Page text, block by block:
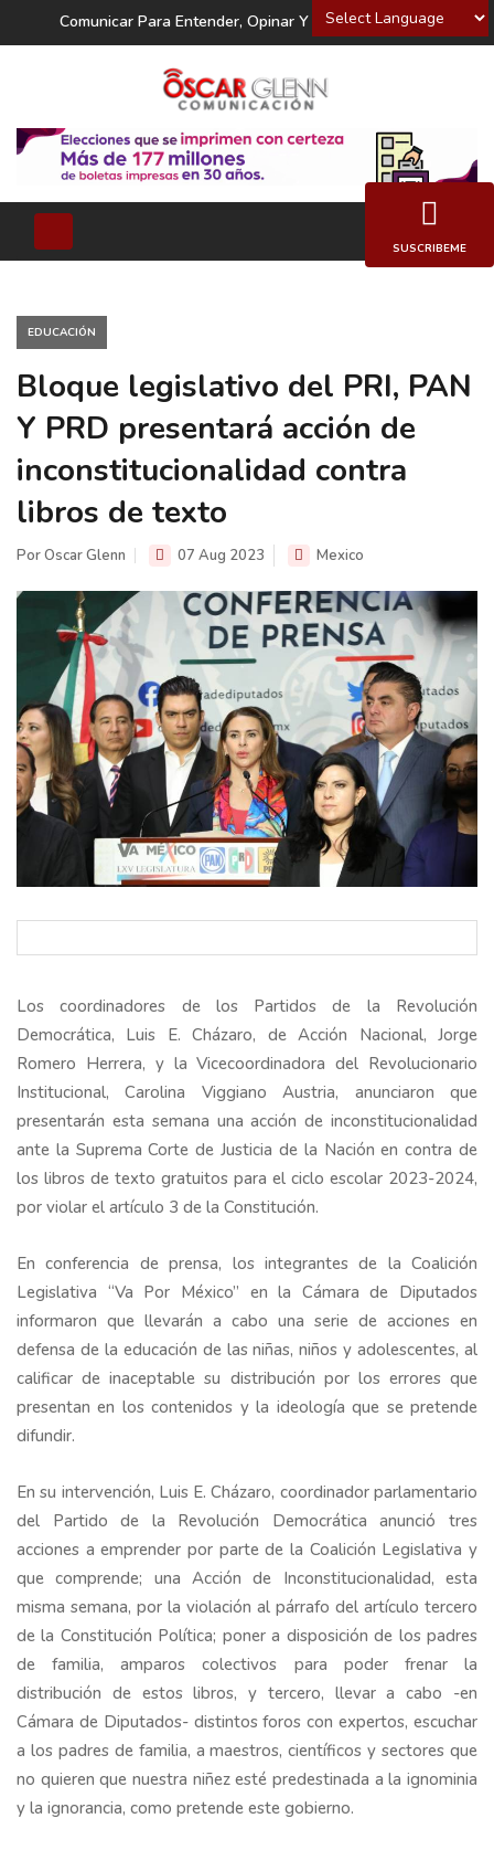
Powered by
Comunicar Para Entender, Opinar Y Decidir
EDUCACIÓN
Bloque legislativo del PRI, PAN
Y PRD presentará acción de
inconstitucionalidad contra
libros de texto
Por Oscar Glenn 07 Aug 2023 Mexico
Los coordinadores de los Partidos de la Revolución
Democrática, Luis E. Cházaro, de Acción Nacional, Jorge
Romero Herrera, y la Vicecoordinadora del Revolucionario
Institucional, Carolina Viggiano Austria, anunciaron que
presentarán esta semana una acción de inconstitucionalidad
ante la Suprema Corte de Justicia de la Nación en contra de
los libros de texto gratuitos para el ciclo escolar 2023-2024,
por violar el artículo 3 de la Constitución.
En conferencia de prensa, los integrantes de la Coalición
Legislativa “Va Por México” en la Cámara de Diputados
informaron que llevarán a cabo una serie de acciones en
defensa de la educación de las niñas, niños y adolescentes, al
calificar de inaceptable su distribución por los errores que
presentan en los contenidos y la ideología que se pretende
difundir.
En su intervención, Luis E. Cházaro, coordinador parlamentario
del Partido de la Revolución Democrática anunció tres
acciones a emprender por parte de la Coalición Legislativa y
que comprende; una Acción de Inconstitucionalidad, esta
misma semana, por la violación al párrafo del artículo tercero
de la Constitución Política; poner a disposición de los padres
de familia, amparos colectivos para poder frenar la
distribución de estos libros, y tercero, llevar a cabo -en
Cámara de Diputados- distintos foros con expertos, escuchar
a los padres de familia, a maestros, científicos y sectores que
no quieren que nuestra niñez esté predestinada a la ignominia
y la ignorancia, como pretende este gobierno.
SUSCRIBEME